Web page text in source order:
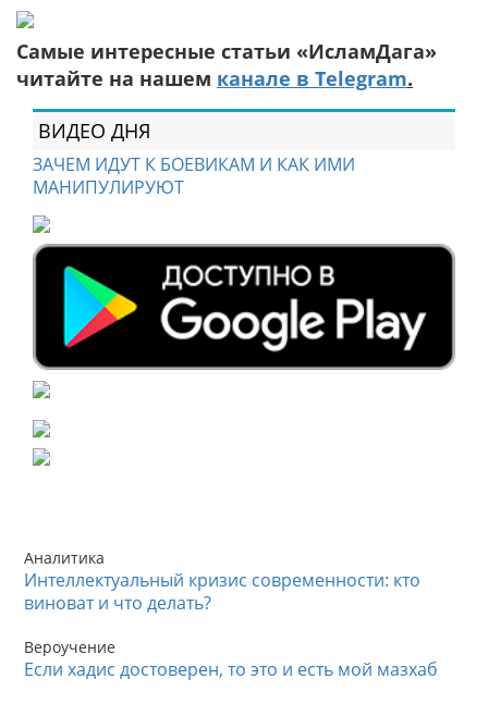
Самые интересные статьи «ИсламДага»
читайте на нашем канале в Telegram.
ВИДЕО ДНЯ
ЗАЧЕМ ИДУТ К БОЕВИКАМ И КАК ИМИ
МАНИПУЛИРУЮТ
Аналитика
Интеллектуальный кризис современности: кто
виноват и что делать?
Вероучение
Если хадис достоверен, то это и есть мой мазхаб